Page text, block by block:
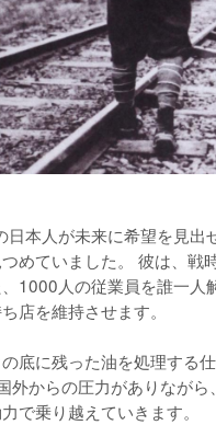
本人が未来に希望を見
めていました。 彼は、
1000人の従業員を誰一
店を維持させます。
底に残った油を処理する
外からの圧力がありなが
で乗り越えていきます。